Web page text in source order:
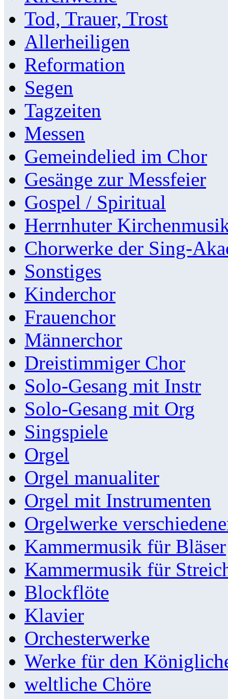
Tod, Trauer, Trost
Allerheiligen
Reformation
Segen
Tagzeiten
Messen
Gemeindelied im Chor
Gesänge zur Messfeier
Gospel / Spiritual
Herrnhuter
Chorwerke der Sing-
Sonstiges
Kinderchor
Frauenchor
Männerchor
Dreistimmiger Chor
Solo-Gesang mit Instr
Solo-Gesang mit Org
Singspiele
Orgel
Orgel manualiter
Orgel mit Instrumenten
Orgelwerke
Kammermusik für Bläser
Kammermusik für
Blockflöte
Klavier
Orchesterwerke
Werke für den
weltliche Chöre